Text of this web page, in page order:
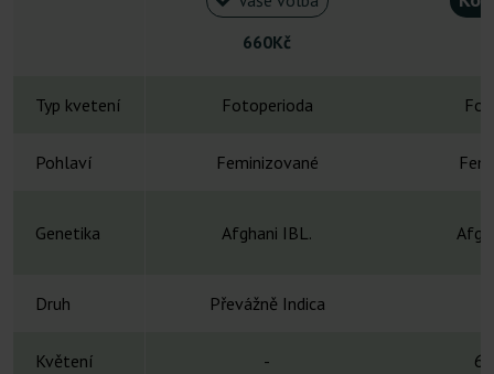
660Kč
Typ kvetení Fotoperioda
Pohlaví Feminizované
Genetika Afghani IBL.
Druh Převážně Indica
Květení -